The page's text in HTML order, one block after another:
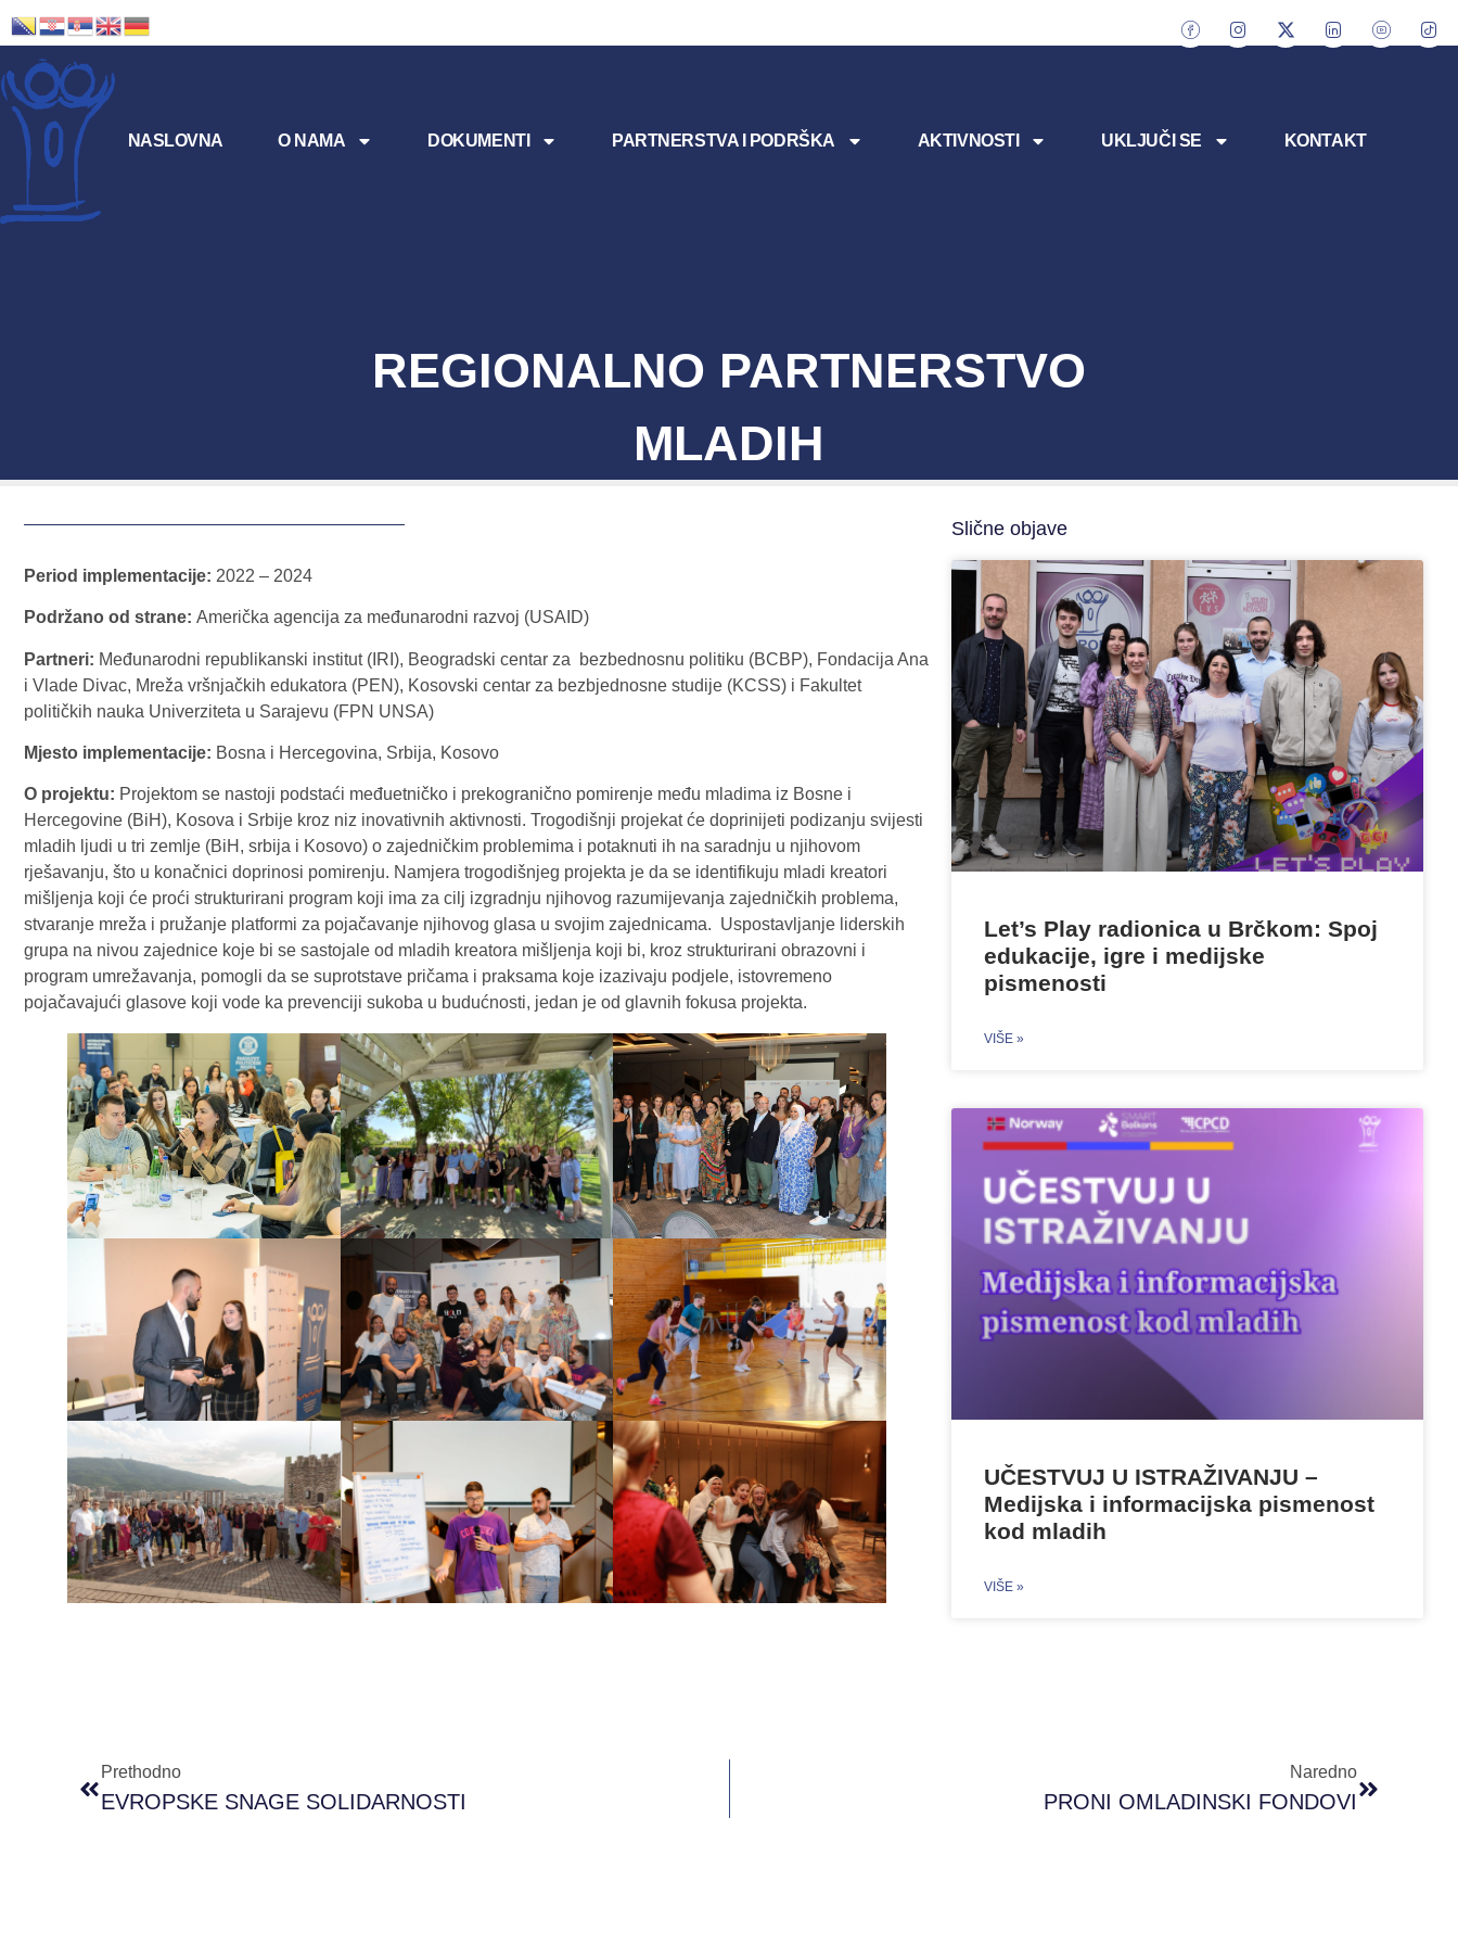
NASLOVNA O NAMA DOKUMENTI PARTNERSTVA I PODRŠKA AKTIVNOSTI UKLJUČI SE KONTAKT
REGIONALNO PARTNERSTVO
MLADIH
Period implementacije: 2022 – 2024
Podržano od strane: Američka agencija za međunarodni razvoj (USAID)
Partneri: Međunarodni republikanski institut (IRI), Beogradski centar za bezbednosnu politiku (BCBP), Fondacija Ana
i Vlade Divac, Mreža vršnjačkih edukatora (PEN), Kosovski centar za bezbjednosne studije (KCSS) i Fakultet
političkih nauka Univerziteta u Sarajevu (FPN UNSA)
Mjesto implementacije: Bosna i Hercegovina, Srbija, Kosovo
O projektu: Projektom se nastoji podstaći međuetničko i prekogranično pomirenje među mladima iz Bosne i
Hercegovine (BiH), Kosova i Srbije kroz niz inovativnih aktivnosti. Trogodišnji projekat će doprinijeti podizanju svijesti
mladih ljudi u tri zemlje (BiH, srbija i Kosovo) o zajedničkim problemima i potaknuti ih na saradnju u njihovom
rješavanju, što u konačnici doprinosi pomirenju. Namjera trogodišnjeg projekta je da se identifikuju mladi kreatori
mišljenja koji će proći strukturirani program koji ima za cilj izgradnju njihovog razumijevanja zajedničkih problema,
stvaranje mreža i pružanje platformi za pojačavanje njihovog glasa u svojim zajednicama. Uspostavljanje liderskih
grupa na nivou zajednice koje bi se sastojale od mladih kreatora mišljenja koji bi, kroz strukturirani obrazovni i
program umrežavanja, pomogli da se suprotstave pričama i praksama koje izazivaju podjele, istovremeno
pojačavajući glasove koji vode ka prevenciji sukoba u budućnosti, jedan je od glavnih fokusa projekta.
Slične objave
Let’s Play radionica u Brčkom: Spoj
edukacije, igre i medijske
pismenosti
VIŠE »
UČESTVUJ U ISTRAŽIVANJU –
Medijska i informacijska pismenost
kod mladih
VIŠE »
Prethodno
EVROPSKE SNAGE SOLIDARNOSTI
Naredno
PRONI OMLADINSKI FONDOVI